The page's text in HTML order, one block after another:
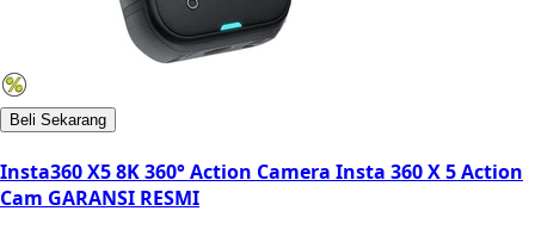
Beli Sekarang
Insta360 X5 8K 360° Action Camera Insta 360 X 5 Action
Cam GARANSI RESMI